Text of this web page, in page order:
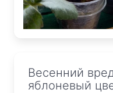
Весенний
яблоневый